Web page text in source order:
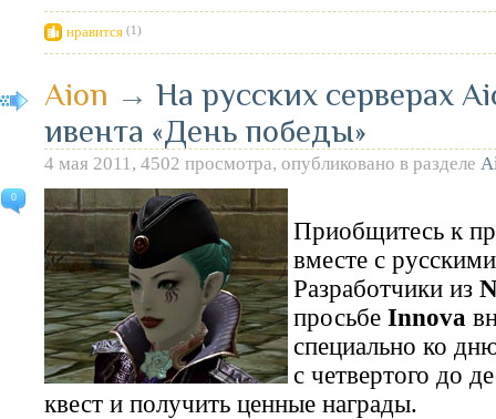
нравится (1)
0
Aion → На русских серверах
ивента «День победы»
4 мая 2011, 4502 просмотра, опубликовано в разделе
Приобщитесь к
вместе с
Разработчики из
просьбе Innova
специально ко
с четвертого до
квест и получить ценные награды.